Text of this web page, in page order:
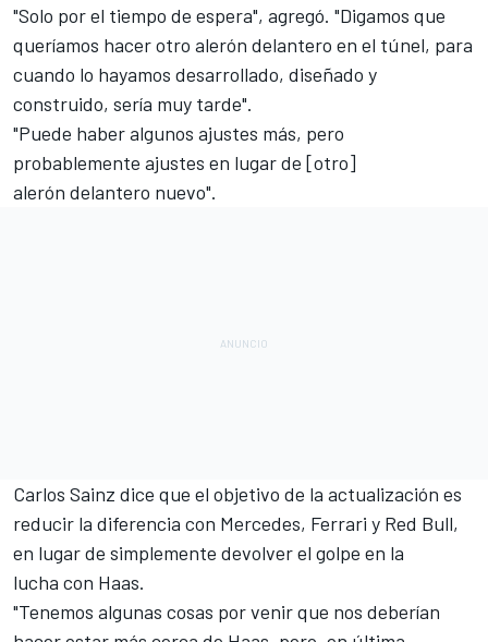
"Solo por el tiempo de espera", agregó. "Digamos que
queríamos hacer otro alerón delantero en el túnel, para
cuando lo hayamos desarrollado, diseñado y
construido, sería muy tarde".
"Puede haber algunos ajustes más, pero
probablemente ajustes en lugar de [otro]
alerón delantero nuevo".
Carlos Sainz dice que el objetivo de la actualización es
reducir la diferencia con Mercedes, Ferrari y Red Bull,
en lugar de simplemente devolver el golpe en la
lucha con Haas.
"Tenemos algunas cosas por venir que nos deberían